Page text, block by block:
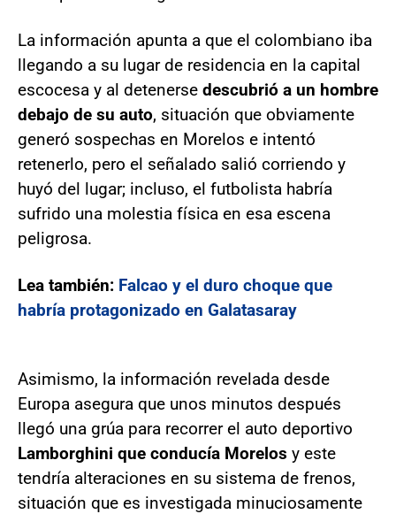
La información apunta a que el colombiano iba
llegando a su lugar de residencia en la capital
escocesa y al detenerse descubrió a un hombre
debajo de su auto, situación que obviamente
generó sospechas en Morelos e intentó
retenerlo, pero el señalado salió corriendo y
huyó del lugar; incluso, el futbolista habría
sufrido una molestia física en esa escena
peligrosa.
Lea también: Falcao y el duro choque que
habría protagonizado en Galatasaray
Asimismo, la información revelada desde
Europa asegura que unos minutos después
llegó una grúa para recorrer el auto deportivo
Lamborghini que conducía Morelos y este
tendría alteraciones en su sistema de frenos,
situación que es investigada minuciosamente